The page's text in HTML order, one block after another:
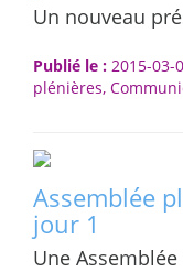
Un nouveau
Publié le : 2015-03-
plénières,
Assemblée
jour 1
Une